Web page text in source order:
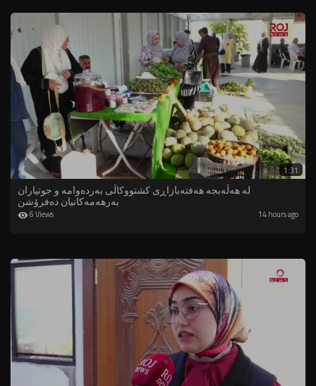
1:31
لە هەڵەبجە هه‌فته‌بازاڕى كشتووكاڵى به‌رده‌وامه‌ و جوتیاران
بەرهەمەکانیان دەفرۆشن
6 Views 14 hours ago